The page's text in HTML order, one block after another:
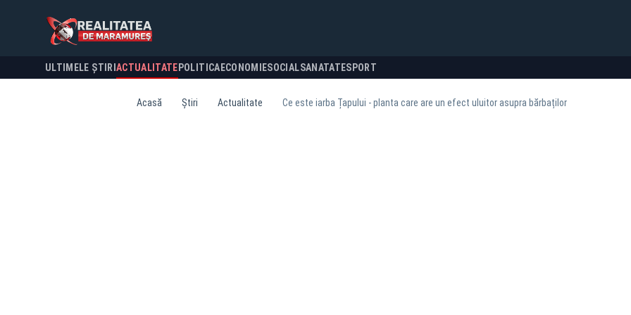
ULTIMELE ȘTIRI ACTUALITATE POLITICA ECONOMIESOCIALSANATATESPORT
Acasă Știri Actualitate Ce este iarba Țapului - planta care are un efect uluitor asupra bărbaților